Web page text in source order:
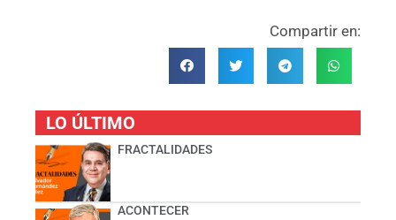
Compartir en:
LO ÚLTIMO
FRACTALIDADES
ACONTECER